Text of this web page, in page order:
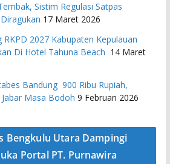
Sistim Regulasi Satpas
17 Maret 2026
2027 ​Kabupaten Kepulauan
Di Hotel Tahuna Beach 14 Maret
Bandung 900 Ribu Rupiah,
Masa Bodoh 9 Februari 2026
Bengkulu Utara Dampingi
Portal PT. Purnawira